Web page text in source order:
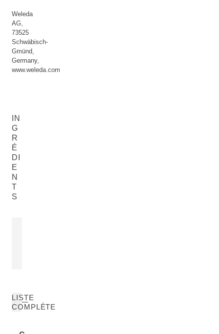
Weleda
AG,
73525
Schwäbisch-
Gmünd,
Germany,
www.weleda.com
IN
G
R
É
DI
E
N
T
S
LISTE
COMPLÈTE